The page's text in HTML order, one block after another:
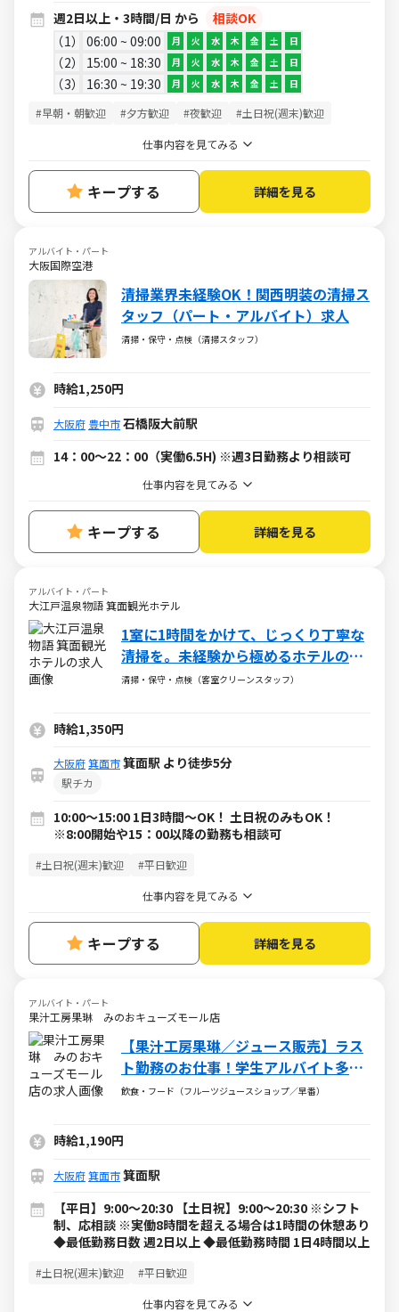
週2日以上・3時間/日 から
相談OK
1
06:00 ~ 09:00 月 火 水 木 金 土 日
2 15:00 ~ 18:30 月 火 水 木 金 土 日
3 16:30 ~ 19:30 月 火 水 木 金 土 日
#早朝・朝歓迎 #夕方歓迎 #夜歓迎 #土日祝(週末)歓迎
仕事内容を見てみる
キープする 詳細を見る
アルバイト・パート
大阪国際空港
清掃業界未経験OK！関西明装の清掃ス
タッフ（パート・アルバイト）求人
清掃・保守・点検（清掃スタッフ）
時給1,250円
大阪府 豊中市石橋阪大前駅
14：00～22：00（実働6.5H) ※週3日勤務より相談可
仕事内容を見てみる
キープする 詳細を見る
アルバイト・パート
大江戸温泉物語 箕面観光ホテル
1室に1時間をかけて、じっくり丁寧な
清掃を。未経験から極めるホテルの客
室清掃。
清掃・保守・点検（客室クリーンスタッフ）
時給1,350円
大阪府箕面市箕面駅 より徒歩5分
駅チカ
10:00～15:00 1日3時間～OK！ 土日祝のみもOK！
※8:00開始や15：00以降の勤務も相談可
#土日祝(週末)歓迎 #平日歓迎
仕事内容を見てみる
キープする 詳細を見る
アルバイト・パート
果汁工房果琳 みのおキューズモール店
【果汁工房果琳／ジュース販売】ラス
ト勤務のお仕事！学生アルバイト多数
活躍中！
飲食・フード（フルーツジュースショップ／早番）
時給1,190円
大阪府箕面市箕面駅
【平日】9:00～20:30 【土日祝】9:00～20:30 ※シフト
制、応相談 ※実働8時間を超える場合は1時間の休憩あり
◆最低勤務日数 週2日以上 ◆最低勤務時間 1日4時間以上
#土日祝(週末)歓迎 #平日歓迎
仕事内容を見てみる